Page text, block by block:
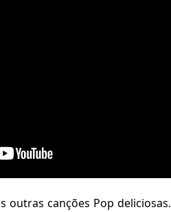
outras canções Pop deliciosas.